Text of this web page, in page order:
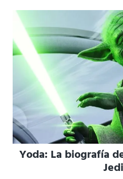
Yoda: La biografía
Jedi